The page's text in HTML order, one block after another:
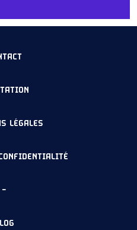
LÉGALES
–